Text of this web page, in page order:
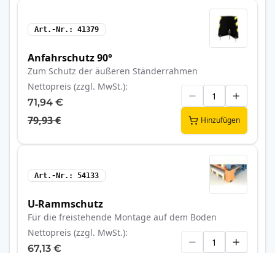
Art.-Nr. 41379
Anfahrschutz 90°
Zum Schutz der äußeren Ständerrahmen
Nettopreis (zzgl. MwSt.)
71,94 €
79,93 € Hinzufügen
Art.-Nr. 54133
U-Rammschutz
Für die freistehende Montage auf dem Boden
Nettopreis (zzgl. MwSt.)
67,13 €